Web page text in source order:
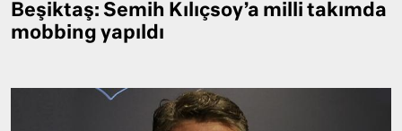
Beşiktaş: Semih Kılıçsoy’a milli takımda
mobbing yapıldı